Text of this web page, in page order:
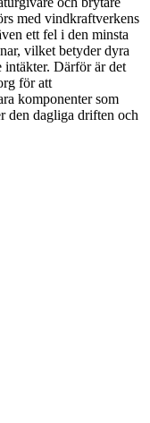
med vindkraftverkens
ett fel i den minsta
vilket betyder dyra
intäkter. Därför är det
för att
komponenter som
den dagliga driften och